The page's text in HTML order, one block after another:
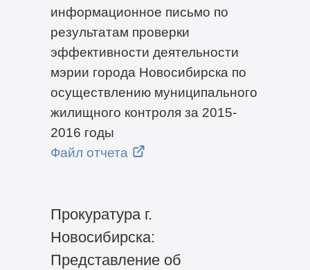
информационное письмо по
результатам проверки
эффективности деятельности
мэрии города Новосибирска по
осуществлению муниципального
жилищного контроля за 2015-
2016 годы
Файл отчета
Прокуратура г.
Новосибирска:
Представление об